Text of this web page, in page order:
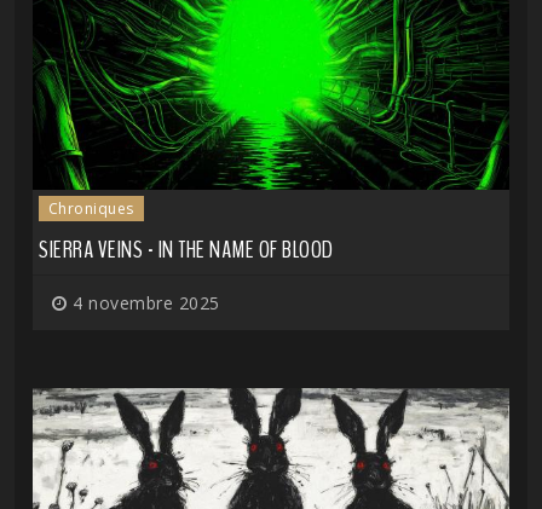
Chroniques
SIERRA VEINS - IN THE NAME OF BLOOD
4 novembre 2025